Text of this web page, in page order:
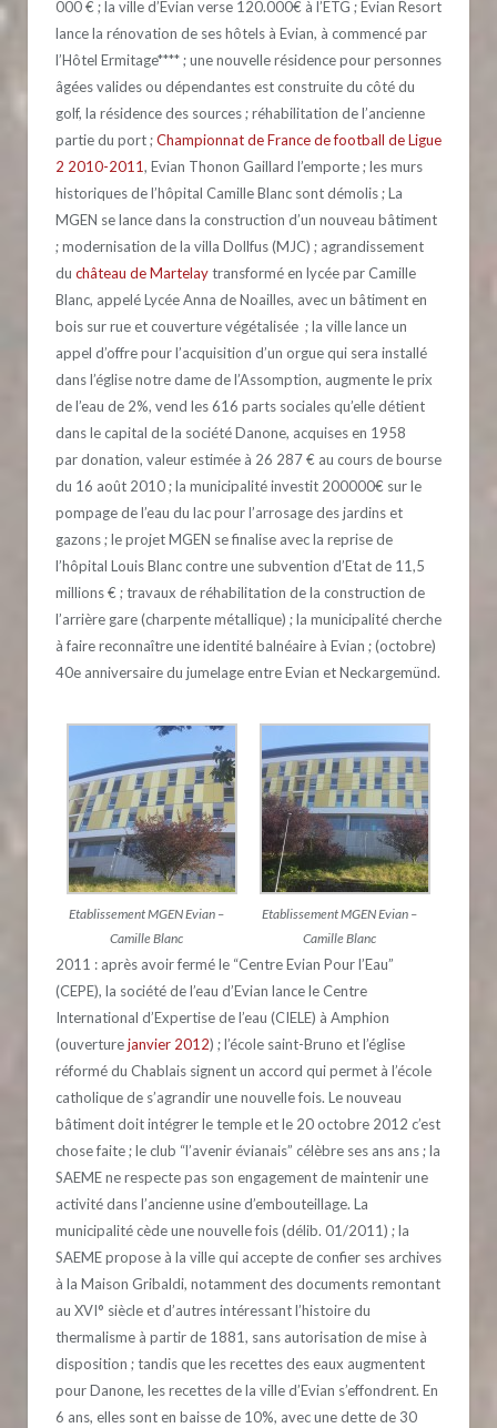
000 € ; la ville d’Evian verse 120.000€ à l’ETG ; Evian Resort
lance la rénovation de ses hôtels à Evian, à commencé par
l’Hôtel Ermitage**** ; une nouvelle résidence pour personnes
âgées valides ou dépendantes est construite du côté du
golf, la résidence des sources ; réhabilitation de l’ancienne
partie du port ;Championnat de France de football de Ligue
2 2010-2011, Evian Thonon Gaillard l’emporte ; les murs
historiques de l’hôpital Camille Blanc sont démolis ; La
MGEN se lance dans la construction d’un nouveau bâtiment
; modernisation de la villa Dollfus (MJC) ; agrandissement
du château de Martelaytransformé en lycée par Camille
Blanc, appelé Lycée Anna de Noailles, avec un bâtiment en
bois sur rue et couverture végétalisée ; la ville lance un
appel d’offre pour l’acquisition d’un orgue qui sera installé
dans l’église notre dame de l’Assomption, augmente le prix
de l’eau de 2%, vend les 616 parts sociales qu’elle détient
dans le capital de la société Danone, acquises en 1958
par donation, valeur estimée à 26 287 € au cours de bourse
du 16 août 2010 ; la municipalité investit 200000€ sur le
pompage de l’eau du lac pour l’arrosage des jardins et
gazons ; le projet MGEN se finalise avec la reprise de
l’hôpital Louis Blanc contre une subvention d’Etat de 11,5
millions € ; travaux de réhabilitation de la construction de
l’arrière gare (charpente métallique) ; la municipalité cherche
à faire reconnaître une identité balnéaire à Evian ; (octobre)
40e anniversaire du jumelage entre Evian et Neckargemünd.
Etablissement MGEN Evian –
Camille Blanc
Etablissement MGEN Evian –
Camille Blanc
2011 : après avoir fermé le “Centre Evian Pour l’Eau”
(CEPE), la société de l’eau d’Evian lance le Centre
International d’Expertise de l’eau (CIELE) à Amphion
(ouverturejanvier 2012) ; l’école saint-Bruno et l’église
réformé du Chablais signent un accord qui permet à l’école
catholique de s’agrandir une nouvelle fois. Le nouveau
bâtiment doit intégrer le temple et le 20 octobre 2012 c’est
chose faite ; le club “l’avenir évianais” célèbre ses ans ans ; la
SAEME ne respecte pas son engagement de maintenir une
activité dans l’ancienne usine d’embouteillage. La
municipalité cède une nouvelle fois (délib. 01/2011) ; la
SAEME propose à la ville qui accepte de confier ses archives
à la Maison Gribaldi, notamment des documents remontant
au XVI° siècle et d’autres intéressant l’histoire du
thermalisme à partir de 1881, sans autorisation de mise à
disposition ; tandis que les recettes des eaux augmentent
pour Danone, les recettes de la ville d’Evian s’effondrent. En
6 ans, elles sont en baisse de 10%, avec une dette de 30